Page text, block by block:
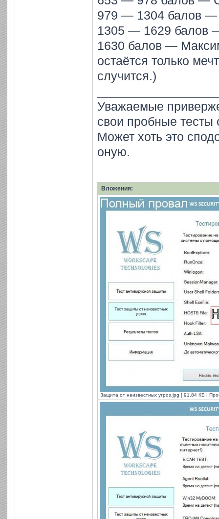
979 — 1304 балов —
1305 — 1629 балов
1630 балов —
остаётся только
случится.)
Уважаемые
свои пробные тесты
Может хоть это
оную.
Вложения:
Защита от неизвестных угроз.jpg [ 91.84 КБ |